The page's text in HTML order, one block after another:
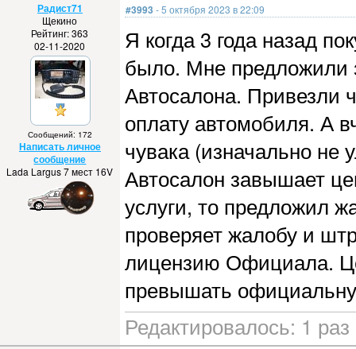
Радист71
Щекино
Рейтинг: 363
02-11-2020
Сообщений: 172
Написать личное
сообщение
Lada Largus 7 мест 16V
#3993 - 5 октября 2023 в 22:09
Я когда 3 года назад
было. Мне предложили
Автосалона. Привезли
оплату автомобиля. А
чувака (изначально не
Автосалон завышает
услуги, то предложил
проверяет жалобу и
лицензию Официала.
превышать
Редактировалось: 1